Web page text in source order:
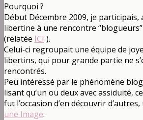
Pourquoi ?
Début Décembre 2009, je participais,
libertine à une rencontre
(relatée ICI ).
Celui-ci regroupait une équipe de
libertins, qui pour grande partie ne
rencontrés.
Peu intéressé par le phénomène blog
lisant qu’un ou deux avec assiduité,
fut l’occasion d’en découvrir
une Image.